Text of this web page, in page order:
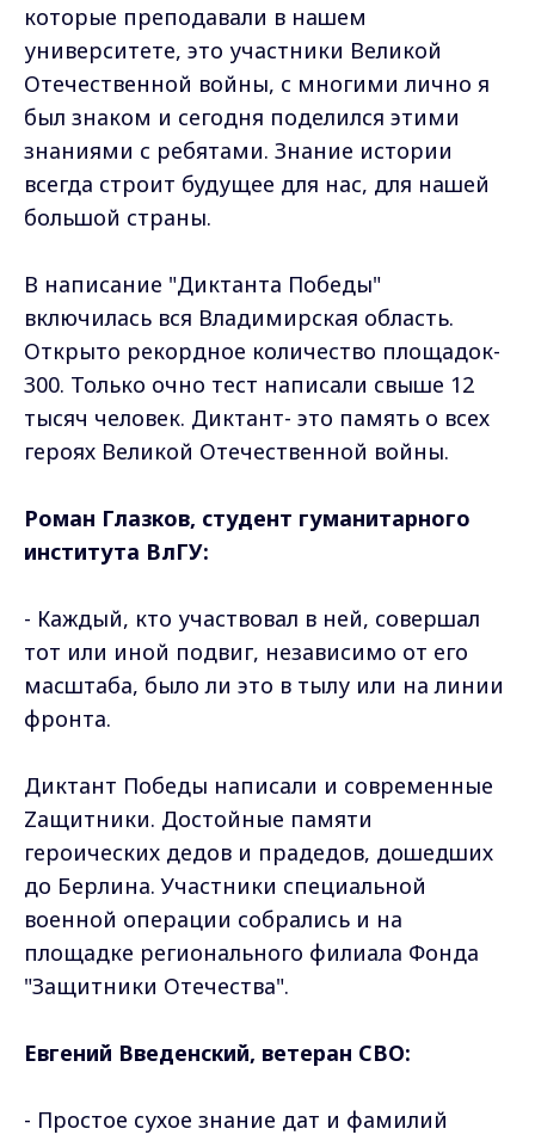
которые преподавали в нашем
университете, это участники Великой
Отечественной войны, с многими лично я
был знаком и сегодня поделился этими
знаниями с ребятами. Знание истории
всегда строит будущее для нас, для нашей
большой страны.
В написание "Диктанта Победы"
включилась вся Владимирская область.
Открыто рекордное количество площадок-
300. Только очно тест написали свыше 12
тысяч человек. Диктант- это память о всех
героях Великой Отечественной войны.
Роман Глазков, студент гуманитарного
института ВлГУ:
- Каждый, кто участвовал в ней, совершал
тот или иной подвиг, независимо от его
масштаба, было ли это в тылу или на линии
фронта.
Диктант Победы написали и современные
Zащитники. Достойные памяти
героических дедов и прадедов, дошедших
до Берлина. Участники специальной
военной операции собрались и на
площадке регионального филиала Фонда
"Защитники Отечества".
Евгений Введенский, ветеран СВО:
- Простое сухое знание дат и фамилий